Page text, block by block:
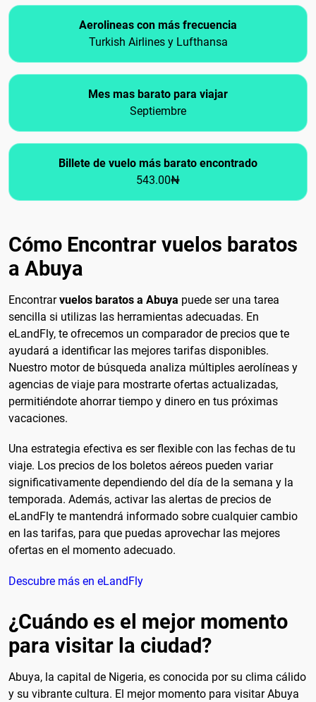
Aerolineas con más frecuencia
Turkish Airlines y Lufthansa
Mes mas barato para viajar
Septiembre
Billete de vuelo más barato encontrado
543.00₦
Cómo Encontrar vuelos baratos
a Abuya
Encontrarvuelos baratos a Abuya puede ser una tarea
sencilla si utilizas las herramientas adecuadas. En
eLandFly, te ofrecemos un comparador de precios que te
ayudará a identificar las mejores tarifas disponibles.
Nuestro motor de búsqueda analiza múltiples aerolíneas y
agencias de viaje para mostrarte ofertas actualizadas,
permitiéndote ahorrar tiempo y dinero en tus próximas
vacaciones.
Una estrategia efectiva es ser flexible con las fechas de tu
viaje. Los precios de los boletos aéreos pueden variar
significativamente dependiendo del día de la semana y la
temporada. Además, activar las alertas de precios de
eLandFly te mantendrá informado sobre cualquier cambio
en las tarifas, para que puedas aprovechar las mejores
ofertas en el momento adecuado.
Descubre más en eLandFly
¿Cuándo es el mejor momento
para visitar la ciudad?
Abuya, la capital de Nigeria, es conocida por su clima cálido
y su vibrante cultura. El mejor momento para visitar Abuya